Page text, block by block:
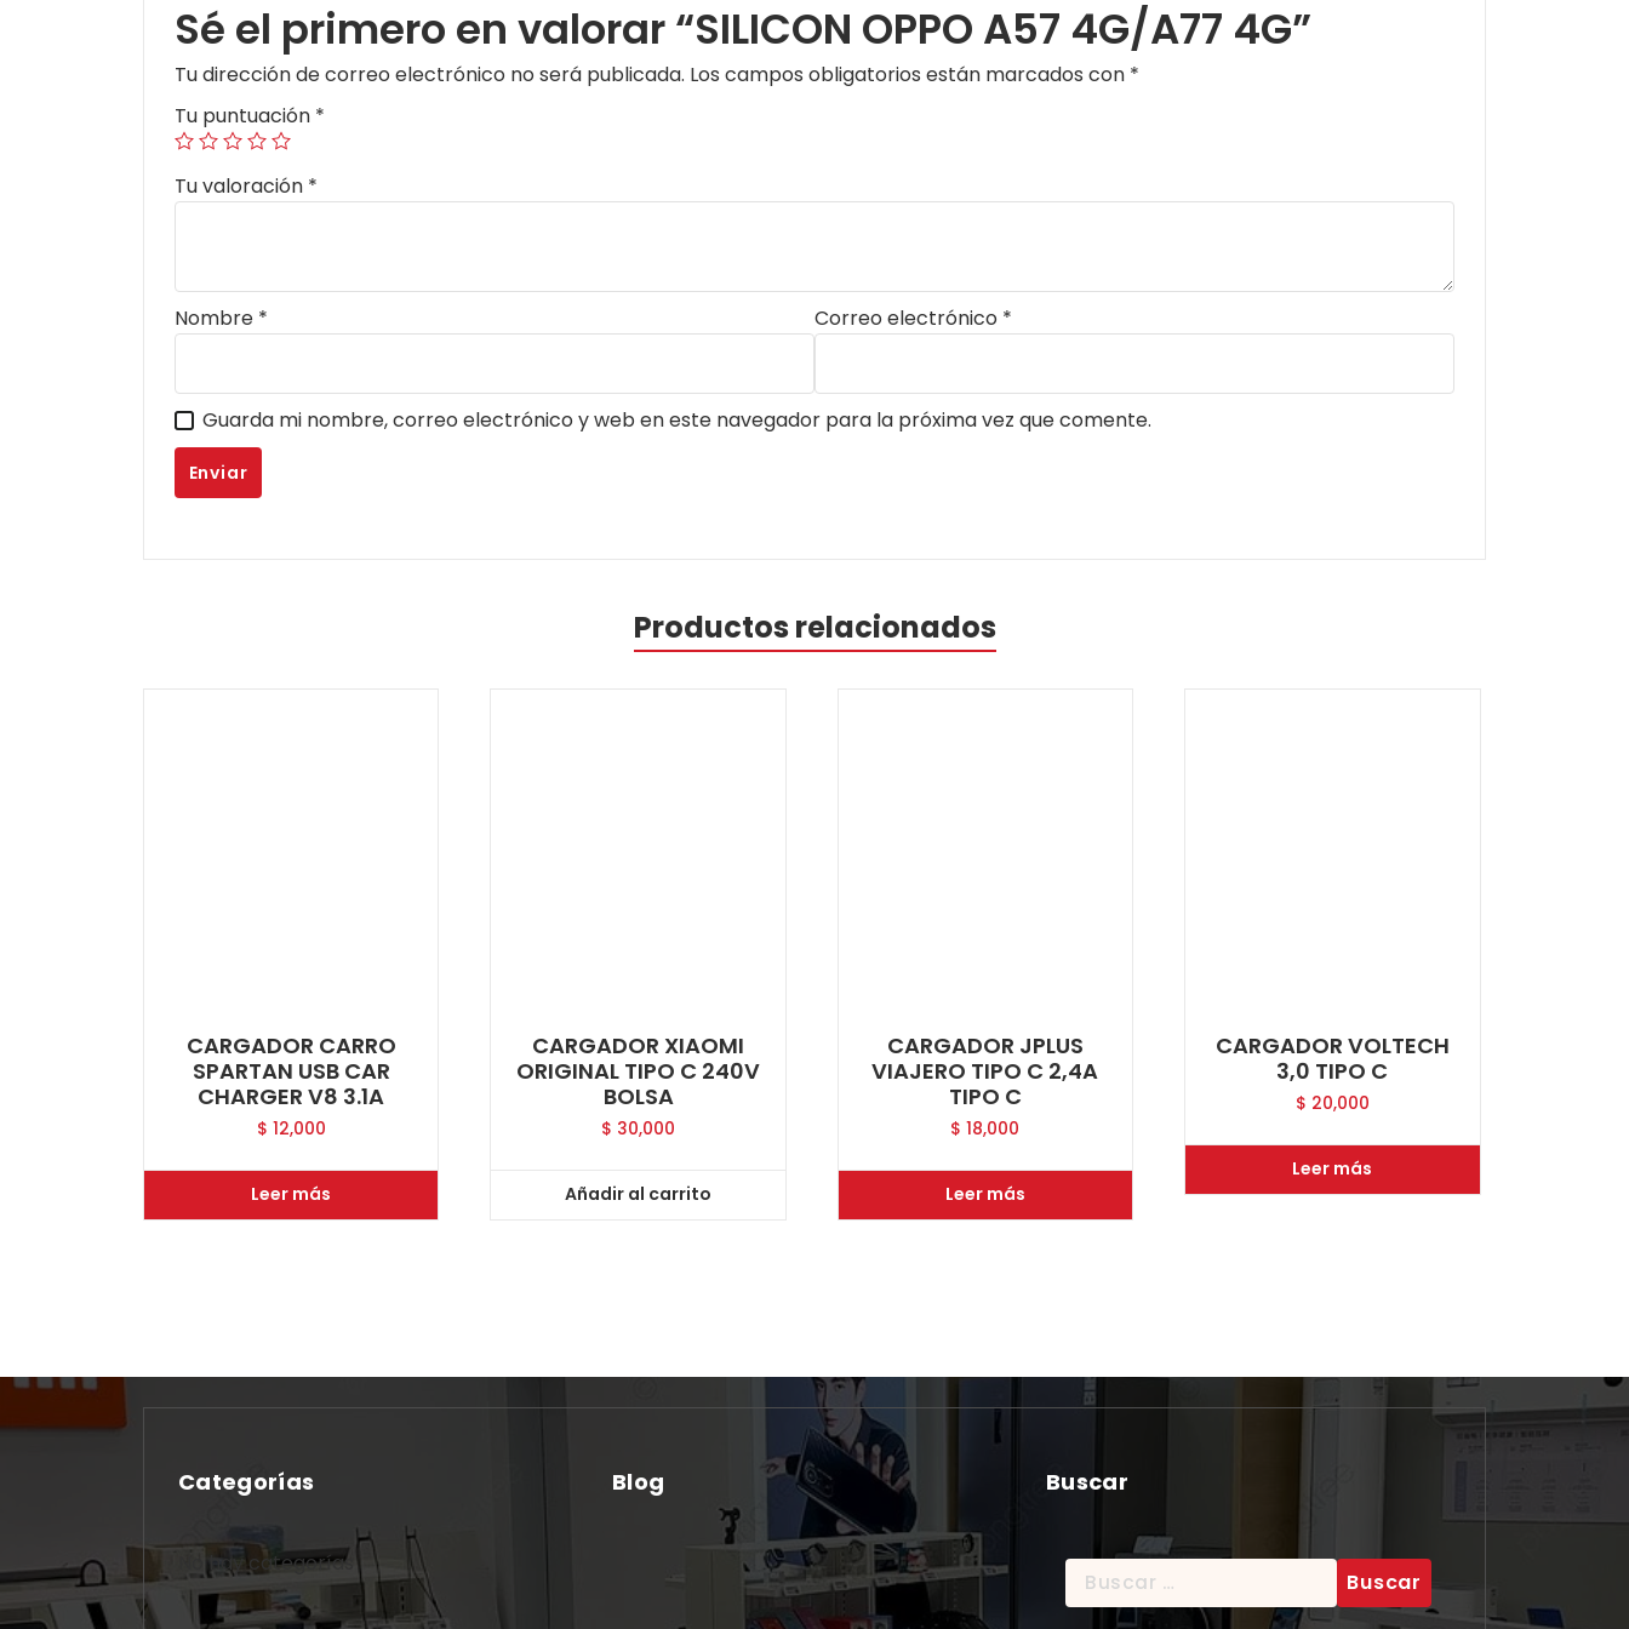
Sé el primero en valorar “SILICON OPPO A57 4G/A77 4G”
Tu dirección de correo electrónico no será publicada. Los campos obligatorios están marcados con *
Tu puntuación *
Tu valoración *
Nombre * Correo electrónico *
Guarda mi nombre, correo electrónico y web en este navegador para la próxima vez que comente.
Productos relacionados
CARGADOR CARRO
SPARTAN USB CAR
CHARGER V8 3.1A
$ 12,000
Leer más
CARGADOR XIAOMI
ORIGINAL TIPO C 240V
BOLSA
$ 30,000
Añadir al carrito
CARGADOR JPLUS
VIAJERO TIPO C 2,4A
TIPO C
$ 18,000
Leer más
CARGADOR VOLTECH
3,0 TIPO C
$ 20,000
Leer más
Categorías
No hay categorías
Blog Buscar
Buscar: